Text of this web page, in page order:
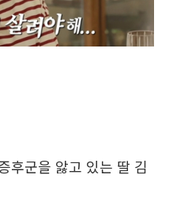
후군을 앓고 있는 딸 김